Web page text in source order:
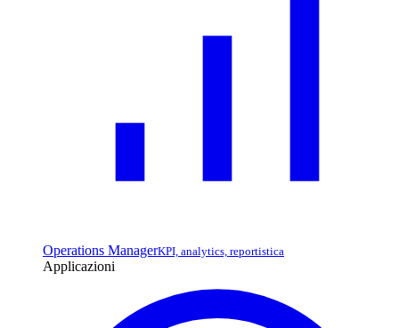
Operations ManagerKPI, analytics, reportistica
Applicazioni